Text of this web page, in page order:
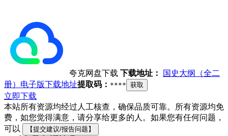
夸克网盘下载 下载地址：
国史大纲（全二
册）电子版下载地址提取码： **** 获取
立即下载
本站所有资源均经过人工核查，确保品质可靠。所有资源均免
费，如您觉得满意，请分享给更多的人。如果您有任何问题，
可以
【提交建议/报告问题】